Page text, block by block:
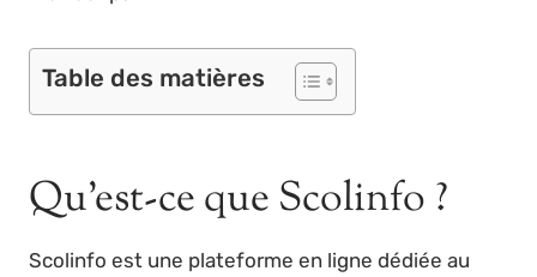
Table des matières
Qu’est-ce que Scolinfo ?
Scolinfo est une plateforme en ligne dédiée au